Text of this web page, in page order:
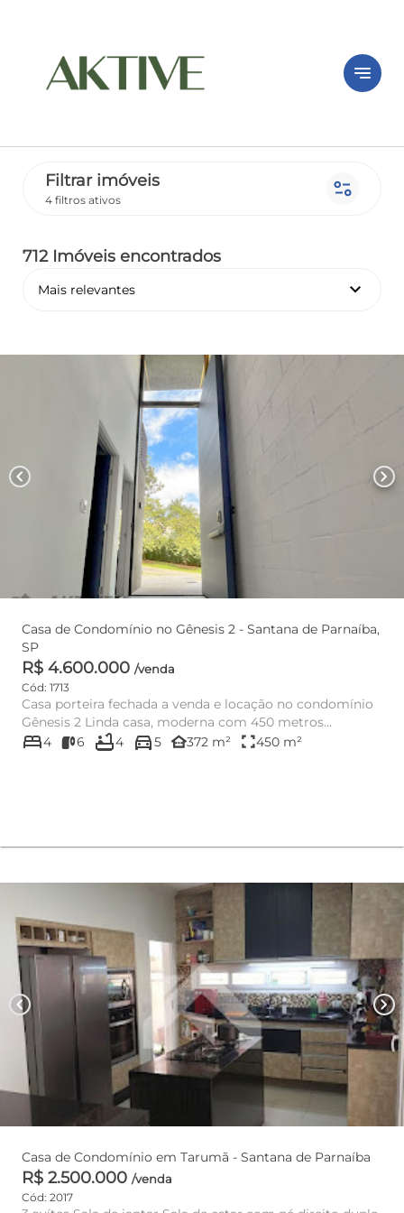
notes
Filtrar imóveis
4 filtros ativos page_info
712 Imóveis encontrados
Mais relevantes keyboard_arrow_down
chevron_left chevron_right
Casa de Condomínio no Gênesis 2 - Santana de Parnaíba,
SP
R$ 4.600.000 /venda
Cód: 1713
Casa porteira fechada a venda e locação no condomínio
Gênesis 2 Linda casa, moderna com 450 metros
quadrados de ter...
bed4 6 bathtub4 directions_car5 other_houses372 m² fullscreen450 m²
chevron_left chevron_right
Casa de Condomínio em Tarumã - Santana de Parnaíba
R$ 2.500.000 /venda
Cód: 2017